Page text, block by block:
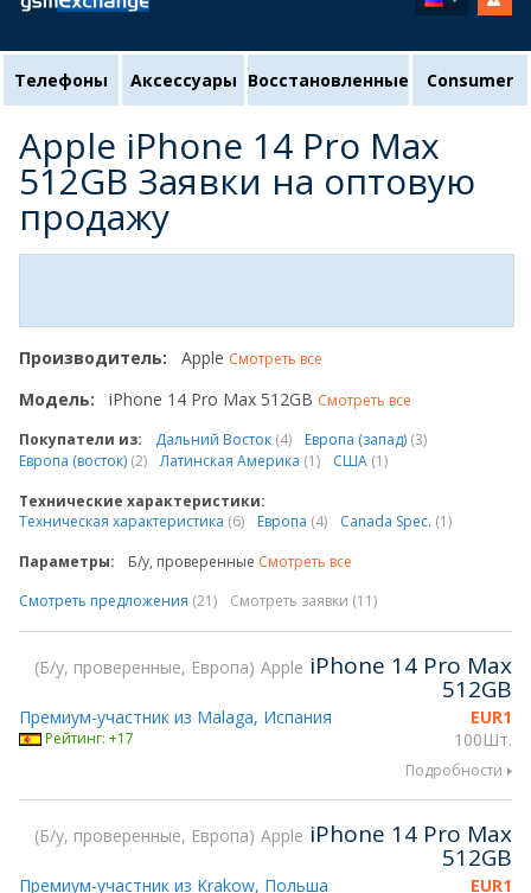
Телефоны Аксессуары Восстановленные Consumer
Apple iPhone 14 Pro Max
512GB Заявки на оптовую
продажу
Производитель: Apple Смотреть все
Модель: iPhone 14 Pro Max 512GB Смотреть все
Покупатели из:
Дальний Восток (4) Европа (запад) (3)
Европа (восток) (2) Латинская Америка (1) США (1)
Технические характеристики:
Техническая характеристика (6) Европа (4) Canada Spec. (1)
Параметры:
Б/у, проверенные Смотреть все
Смотреть предложения (21) Смотреть заявки (11)
Б/у, проверенные, Европа Apple iPhone 14 Pro Max
512GB
EUR1
100Шт.
Премиум-участник из Malaga, Испания
Рейтинг: +17
Подробности
Б/у, проверенные, Европа Apple iPhone 14 Pro Max
512GB
EUR1
Премиум-участник из Krakow, Польша